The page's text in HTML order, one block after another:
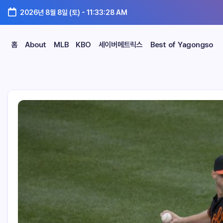
2026년 8월 8일 (토) - 11:33:29 AM
홈 About MLB KBO 세이버메트릭스 Best of Yagongso